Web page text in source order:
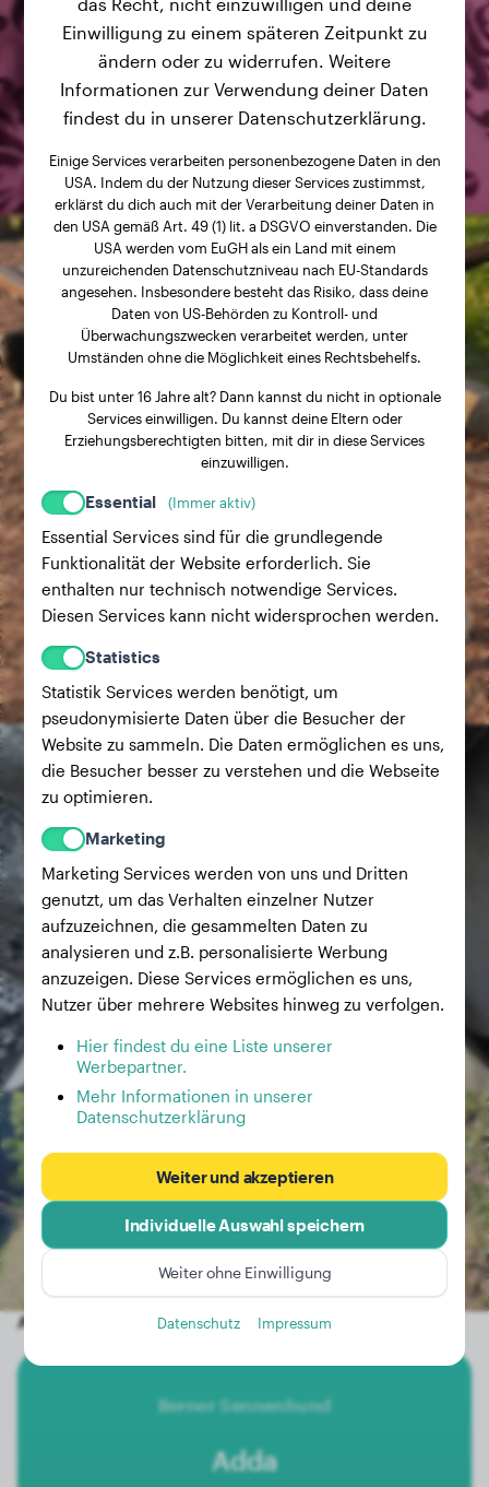
Andere zufällige Hunde
Berner Sennenhund
Adda
Einwilligung zu einem späteren Zeitpunkt zu
ändern oder zu widerrufen. Weitere
Informationen zur Verwendung deiner Daten
findest du in unserer Datenschutzerklärung.
Einige Services verarbeiten personenbezogene Daten in den
USA. Indem du der Nutzung dieser Services zustimmst,
erklärst du dich auch mit der Verarbeitung deiner Daten in
den USA gemäß Art. 49 (1) lit. a DSGVO einverstanden. Die
USA werden vom EuGH als ein Land mit einem
unzureichenden Datenschutzniveau nach EU-Standards
angesehen. Insbesondere besteht das Risiko, dass deine
Daten von US-Behörden zu Kontroll- und
Überwachungszwecken verarbeitet werden, unter
Umständen ohne die Möglichkeit eines Rechtsbehelfs.
Du bist unter 16 Jahre alt? Dann kannst du nicht in optionale
Services einwilligen. Du kannst deine Eltern oder
Erziehungsberechtigten bitten, mit dir in diese Services
einzuwilligen.
Essential (Immer aktiv)
Essential Services sind für die grundlegende
Funktionalität der Website erforderlich. Sie
enthalten nur technisch notwendige Services.
Diesen Services kann nicht widersprochen werden.
Statistics
Statistik Services werden benötigt, um
pseudonymisierte Daten über die Besucher der
Website zu sammeln. Die Daten ermöglichen es uns,
die Besucher besser zu verstehen und die Webseite
zu optimieren.
Marketing
Marketing Services werden von uns und Dritten
genutzt, um das Verhalten einzelner Nutzer
aufzuzeichnen, die gesammelten Daten zu
analysieren und z.B. personalisierte Werbung
anzuzeigen. Diese Services ermöglichen es uns,
Nutzer über mehrere Websites hinweg zu verfolgen.
Hier findest du eine Liste unserer
Werbepartner.
Mehr Informationen in unserer
Datenschutzerklärung
Weiter und akzeptieren
Individuelle Auswahl speichern
Weiter ohne Einwilligung
Datenschutz Impressum